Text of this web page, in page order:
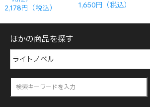
2,178円（税込）
1,650円（税込）
ほかの商品を探す